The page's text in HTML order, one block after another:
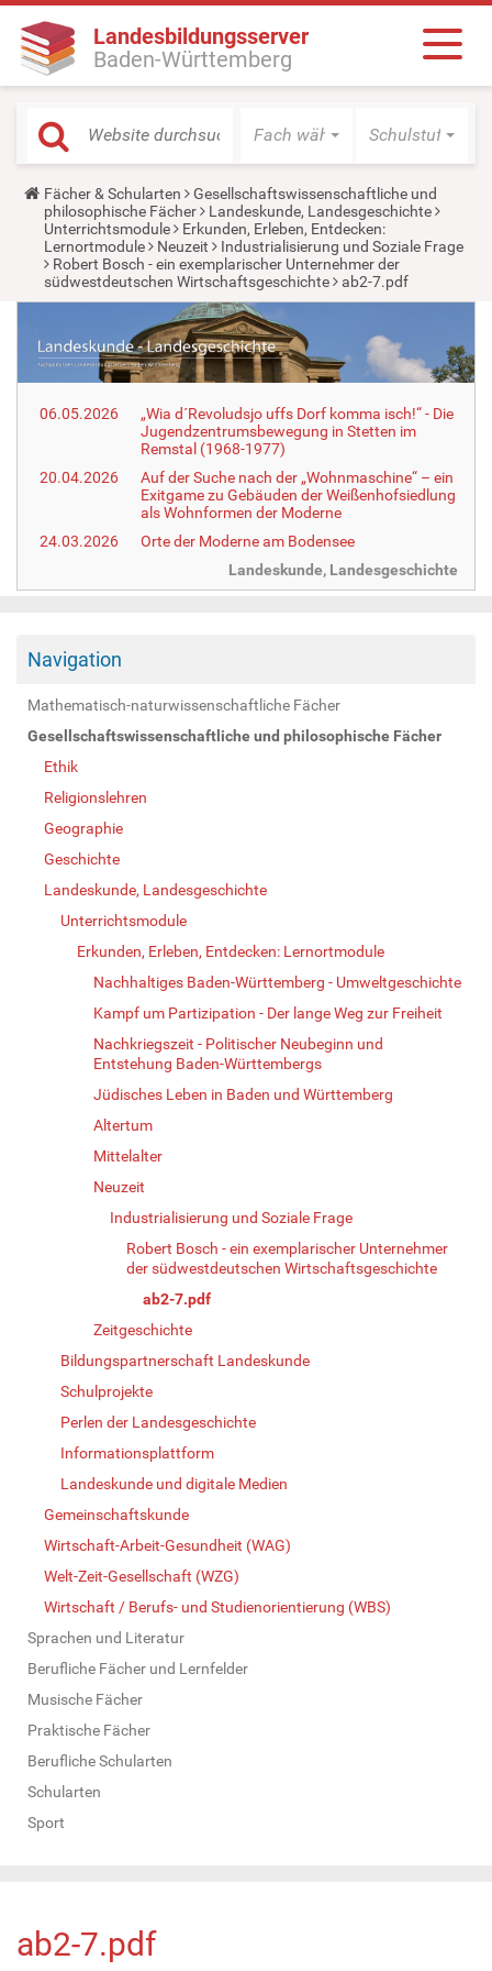
Landesbildungsserver
Baden-Württemberg
Fach wählen Schulstufe
Y
o
u
a
r
e
h
e
:
Fächer & Schularten
Gesellschaftswissenschaftliche und
philosophische Fächer
Landeskunde, Landesgeschichte
Unterrichtsmodule
Erkunden, Erleben, Entdecken:
Lernortmodule
Neuzeit
Industrialisierung und Soziale Frage
Robert Bosch - ein exemplarischer Unternehmer der
südwestdeutschen Wirtschaftsgeschichte
ab2-7.pdf
06.05.2026
„Wia d´Revoludsjo uffs Dorf komma isch!“ - Die
Jugendzentrumsbewegung in Stetten im
Remstal (1968-1977)
20.04.2026
Auf der Suche nach der „Wohnmaschine“ – ein
Exitgame zu Gebäuden der Weißenhofsiedlung
als Wohnformen der Moderne
24.03.2026
Orte der Moderne am Bodensee
Landeskunde, Landesgeschichte
Navigation
Mathematisch-naturwissenschaftliche Fächer
Gesellschaftswissenschaftliche und philosophische Fächer
Ethik
Religionslehren
Geographie
Geschichte
Landeskunde, Landesgeschichte
Unterrichtsmodule
Erkunden, Erleben, Entdecken: Lernortmodule
Nachhaltiges Baden-Württemberg - Umweltgeschichte
Kampf um Partizipation - Der lange Weg zur Freiheit
Nachkriegszeit - Politischer Neubeginn und
Entstehung Baden-Württembergs
Jüdisches Leben in Baden und Württemberg
Altertum
Mittelalter
Neuzeit
Industrialisierung und Soziale Frage
Robert Bosch - ein exemplarischer Unternehmer
der südwestdeutschen Wirtschaftsgeschichte
ab2-7.pdf
Zeitgeschichte
Bildungspartnerschaft Landeskunde
Schulprojekte
Perlen der Landesgeschichte
Informationsplattform
Landeskunde und digitale Medien
Gemeinschaftskunde
Wirtschaft-Arbeit-Gesundheit (WAG)
Welt-Zeit-Gesellschaft (WZG)
Wirtschaft / Berufs- und Studienorientierung (WBS)
Sprachen und Literatur
Berufliche Fächer und Lernfelder
Musische Fächer
Praktische Fächer
Berufliche Schularten
Schularten
Sport
ab2-7.pdf